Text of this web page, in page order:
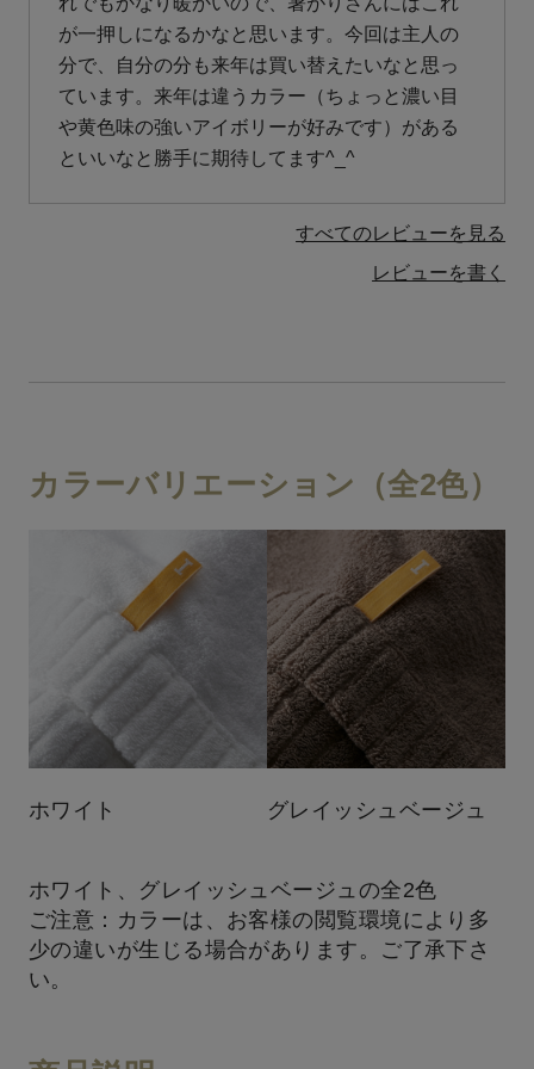
が一押しになるかなと思います。今回は主人の
分で、自分の分も来年は買い替えたいなと思っ
ています。来年は違うカラー（ちょっと濃い目
や黄色味の強いアイボリーが好みです）がある
といいなと勝手に期待してます^_^
すべてのレビューを見る
レビューを書く
カラーバリエーション（全2色）
ホワイト グレイッシュベージュ
ホワイト、グレイッシュベージュの全2色
ご注意：カラーは、お客様の閲覧環境により多
少の違いが生じる場合があります。ご了承下さ
い。